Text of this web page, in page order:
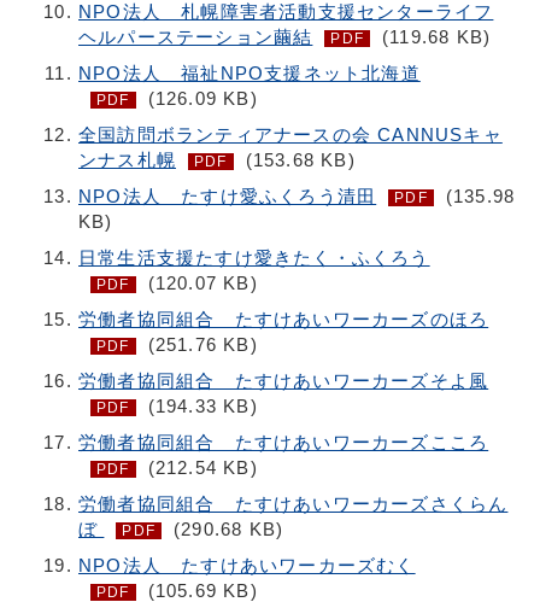
NPO法人 札幌障害者活動支援センターライフ
ヘルパーステーション繭結
PDF
(119.68 KB)
NPO法人 福祉NPO支援ネット北海道
PDF
(126.09 KB)
全国訪問ボランティアナースの会 CANNUSキャ
ンナス札幌
PDF
(153.68 KB)
NPO法人 たすけ愛ふくろう清田
PDF
(135.98
KB)
日常生活支援たすけ愛きたく・ふくろう
PDF
(120.07 KB)
労働者協同組合 たすけあいワーカーズのほろ
PDF
(251.76 KB)
労働者協同組合 たすけあいワーカーズそよ風
PDF
(194.33 KB)
労働者協同組合 たすけあいワーカーズこころ
PDF
(212.54 KB)
労働者協同組合 たすけあいワーカーズさくらん
ぼ
PDF
(290.68 KB)
NPO法人 たすけあいワーカーズむく
PDF
(105.69 KB)